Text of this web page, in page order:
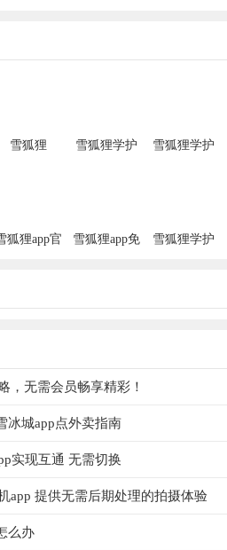
干扰，为用户提供清静的使用环
均免费开放，无需支付任何会员费
为核心，不断优化用户体验，解决
雪狐狸
雪狐狸学护
雪狐狸学护
狐狸app官
雪狐狸app免
雪狐狸学护
，无需会员畅享精彩！
冰城app点外卖指南
实现互通 无需切换
app 提供无需后期处理的拍摄体验
么办